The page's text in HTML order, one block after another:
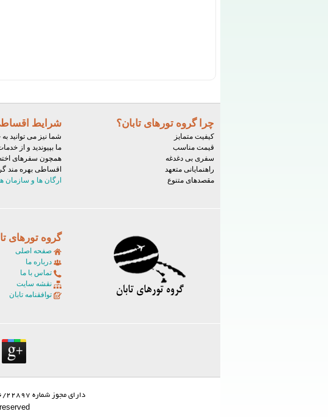
چرا گروه تورهای تابان؟
کیفیت متمایز
قیمت مناسب
سفری بی دغدغه
راهنمایانی متعهد
مقصدهای متنوع
شرایط
شما نیز می توانید
ما بپیوندید و از
همچون سفرهای
اقساطی بهره مند
ارگان ها و سازمان
گروه تورهای
صفحه اصلی
درباره ما
تماس با ما
نقشه سایت
توافقنامه تابان
دارای مجوز شماره 922/126/22897 از سازمان میراث فرهنگی، صنایع دستی و گردشگری جمهوری اسلامی ایران